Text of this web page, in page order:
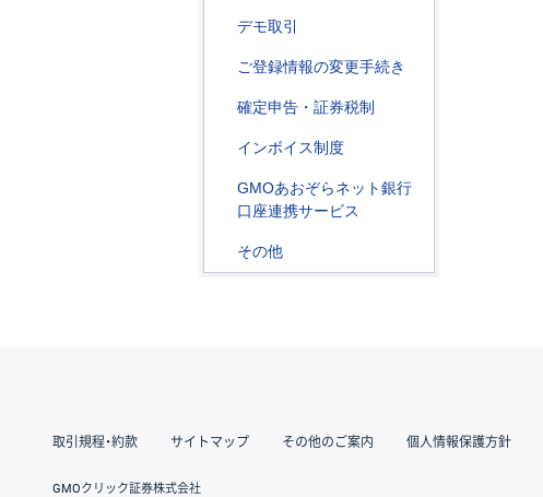
デモ取引
ご登録情報の変更手続き
確定申告・証券税制
インボイス制度
GMOあおぞらネット銀行
口座連携サービス
その他
取引規程・約款 サイトマップ その他のご案内 個人情報保護方針
GMOクリック証券株式会社